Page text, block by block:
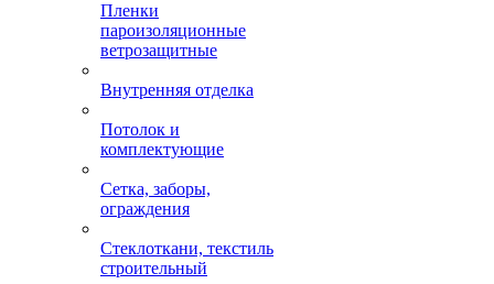
Пленки
пароизоляционные
ветрозащитные
Внутренняя отделка
Потолок и
комплектующие
Сетка, заборы,
ограждения
Стеклоткани, текстиль
строительный